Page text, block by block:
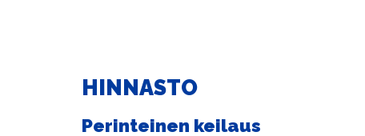
HINNASTO
Perinteinen keilaus